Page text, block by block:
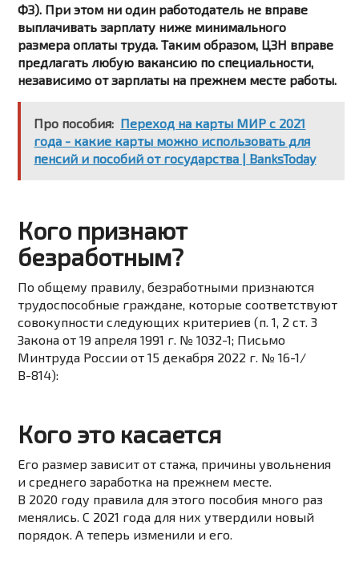
ФЗ). При этом ни один работодатель не вправе
выплачивать зарплату ниже минимального
размера оплаты труда. Таким образом, ЦЗН вправе
предлагать любую вакансию по специальности,
независимо от зарплаты на прежнем месте работы.
Про пособия: Переход на карты МИР с 2021
года - какие карты можно использовать для
пенсий и пособий от государства | BanksToday
Кого признают
безработным?
По общему правилу, безработными признаются
трудоспособные граждане, которые соответствуют
совокупности следующих критериев (п. 1, 2 ст. 3
Закона от 19 апреля 1991 г. № 1032-1; Письмо
Минтруда России от 15 декабря 2022 г. № 16-1/
В-814):
Кого это касается
Его размер зависит от стажа, причины увольнения
и среднего заработка на прежнем месте.
В 2020 году правила для этого пособия много раз
менялись. С 2021 года для них утвердили новый
порядок. А теперь изменили и его.